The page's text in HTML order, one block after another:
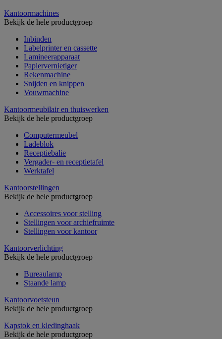
Kantoormachines
Bekijk de hele productgroep
Inbinden
Labelprinter en cassette
Lamineerapparaat
Papiervernietiger
Rekenmachine
Snijden en knippen
Vouwmachine
Kantoormeubilair en thuiswerken
Bekijk de hele productgroep
Computermeubel
Ladeblok
Receptiebalie
Vergader- en receptietafel
Werktafel
Kantoorstellingen
Bekijk de hele productgroep
Accessoires voor stelling
Stellingen voor archiefruimte
Stellingen voor kantoor
Kantoorverlichting
Bekijk de hele productgroep
Bureaulamp
Staande lamp
Kantoorvoetsteun
Bekijk de hele productgroep
Kapstok en kledinghaak
Bekijk de hele productgroep